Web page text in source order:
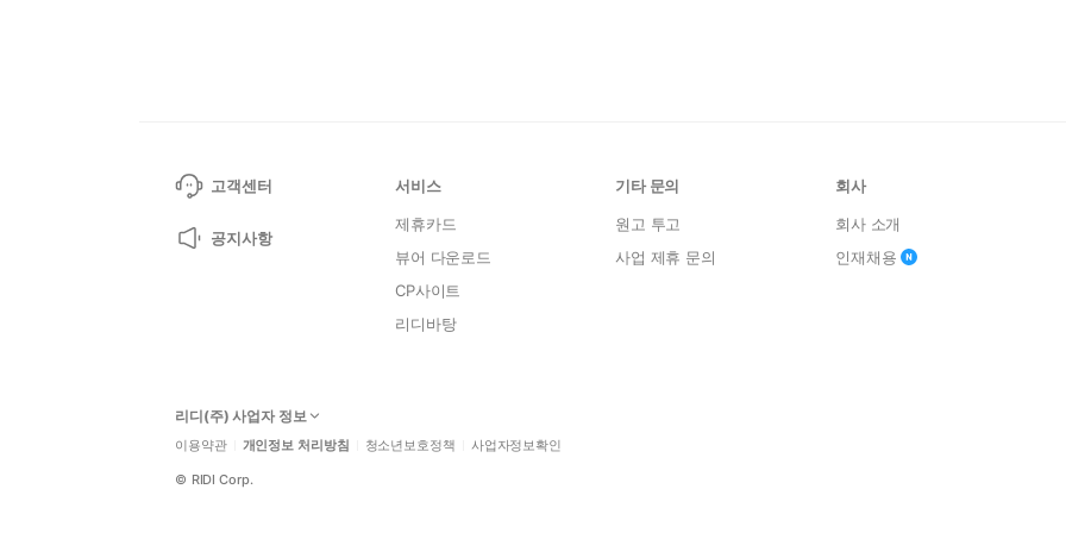
고객센터
공지사항
서비스
제휴카드
뷰어 다운로드
CP사이트
리디바탕
기타 문의
원고 투고
사업 제휴 문의
회사
회사 소개
인재채용
리디(주) 사업자 정보
이용약관 개인정보 처리방침 청소년보호정책 사업자정보확인
© RIDI Corp.